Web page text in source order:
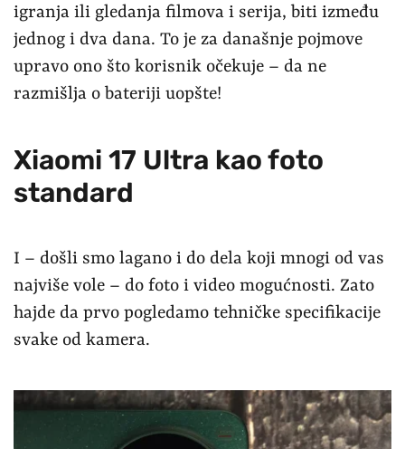
igranja ili gledanja filmova i serija, biti između
jednog i dva dana. To je za današnje pojmove
upravo ono što korisnik očekuje – da ne
razmišlja o bateriji uopšte!
Xiaomi 17 Ultra kao foto
standard
I – došli smo lagano i do dela koji mnogi od vas
najviše vole – do foto i video mogućnosti. Zato
hajde da prvo pogledamo tehničke specifikacije
svake od kamera.